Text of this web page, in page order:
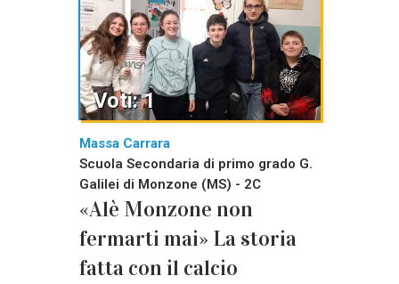
Massa Carrara
Scuola Secondaria di primo grado G.
Galilei di Monzone (MS) - 2C
«Alè Monzone non
fermarti mai» La storia
fatta con il calcio
Voti: 1